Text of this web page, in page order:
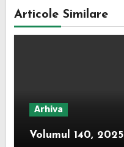
Articole Similare
Arhiva
Volumul 140, 2025